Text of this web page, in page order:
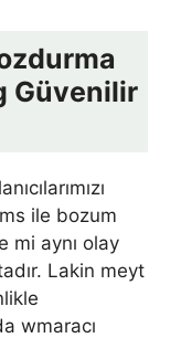
Güvenilir
ile bozum
mi aynı olay
Lakin meyt
wmaracı